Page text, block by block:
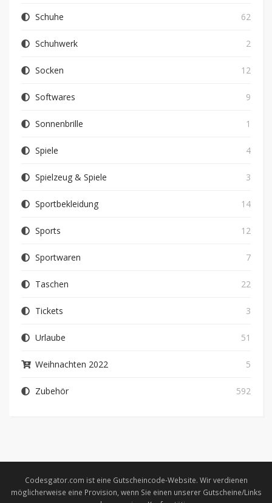
Schuhe 62
Schuhwerk 2
Socken 12
Softwares 9
Sonnenbrille 1
Spiele 4
Spielzeug & Spiele 3
Sportbekleidung 14
Sports 12
Sportwaren 7
Taschen 22
Tickets 3
Urlaube 51
Weihnachten 2022 5
Zubehör 592
Codesgator.com ist eine Gutscheincode-Website. Wir verdienen
möglicherweise eine Provision, wenn Sie einen unserer Gutscheine/Links